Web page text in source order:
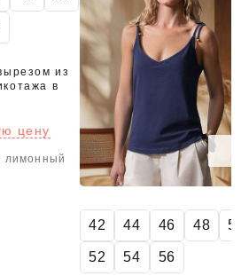
из
в
цену
лимонный
42 44 46 48 50
52 54 56